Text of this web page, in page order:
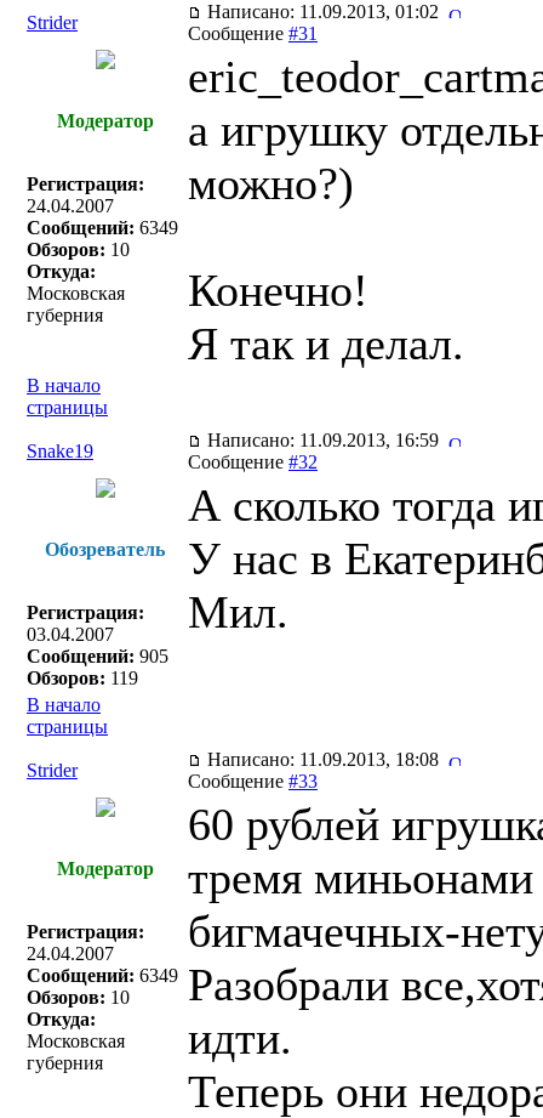
Strider
Написано: 11.09.2013, 01:02
Сообщение #31
Модератор
Регистрация:
24.04.2007
Сообщений: 6349
Обзоров: 10
Откуда:
Московская
губерния
а игрушку
можно?)
Конечно!
Я так и делал.
В начало
страницы
Snake19
Написано: 11.09.2013, 16:59
Сообщение #32
Обозреватель
Регистрация:
03.04.2007
Сообщений: 905
Обзоров: 119
А сколько тогда
У нас в
Мил.
В начало
страницы
Strider
Написано: 11.09.2013, 18:08
Сообщение #33
Модератор
Регистрация:
24.04.2007
Сообщений: 6349
Обзоров: 10
Откуда:
Московская
губерния
60 рублей
тремя миньонами
бигмачечных-
Разобрали
идти.
Теперь они